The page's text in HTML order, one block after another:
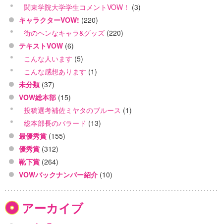
関東学院大学学生コメントVOW！ (3)
キャラクターVOW! (220)
街のヘンなキャラ&グッズ (220)
テキストVOW (6)
こんな人います (5)
こんな感想あります (1)
未分類 (37)
VOW総本部 (15)
投稿選考補佐ミヤタのブルース (1)
総本部長のバラード (13)
最優秀賞 (155)
優秀賞 (312)
靴下賞 (264)
VOWバックナンバー紹介 (10)
アーカイブ